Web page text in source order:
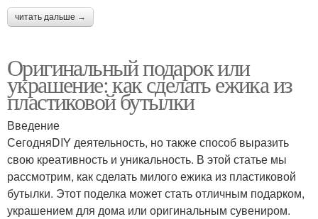
читать дальше →
Оригинальный подарок или
украшение: как сделать ежика из
пластиковой бутылки
Введение
СегодняDIY деятельность, но также способ выразить
свою креативность и уникальность. В этой статье мы
рассмотрим, как сделать милого ежика из пластиковой
бутылки. Этот поделка может стать отличным подарком,
украшением для дома или оригинальным сувениром.